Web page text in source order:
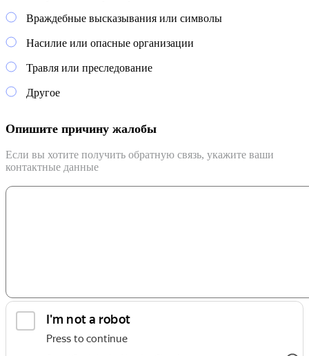
Враждебные высказывания или символы
Насилие или опасные организации
Травля или преследование
Другое
Опишите причину жалобы
Если вы хотите получить обратную связь, укажите ваши
контактные данные